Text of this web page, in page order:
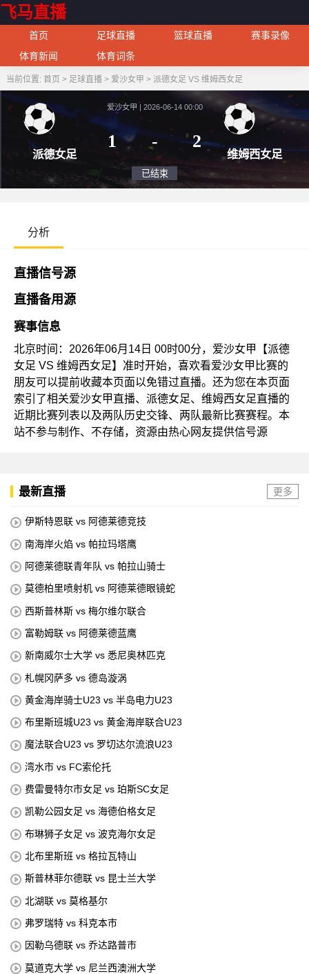
飞马直播
首页 足球直播 篮球直播
赛事录像
体育新闻
体育词条
当前位置: 首页 > 足球直播> 爱沙女甲 > 派德女足 VS 维姆西女足
派德女足
爱沙女甲 | 2026-06-14 00:00
1
维姆
分析
直播信号源
直播备用源
赛事信息
北京时间：2026年06月14日 00时00分，爱沙女甲【派德
女足 VS 维姆西女足】准时开始，喜欢看爱沙女甲比赛的
朋友可以提前收藏本页面以免错过直播。还为您在本页面
索引了相关爱沙女甲直播、派德女足、维姆西女足直播的
近期比赛列表以及两队历史交锋、两队最新比赛赛程。本
站不参与制作、不存储，资源由热心网友提供信号源
最新直播 更多
伊斯特恩联 vs 阿德莱德竞技
南海岸火焰 vs 帕拉玛塔鹰
阿德莱德联青年队 vs 帕拉山骑士
莫德柏里喷射机 vs 阿德莱德眼镜蛇
西斯普林斯 vs 梅尔维尔联合
富勒姆联 vs 阿德莱德蓝鹰
新南威尔士大学 vs 悉尼奥林匹克
札幌冈萨多 vs 德岛漩涡
黄金海岸骑士U23 vs 半岛电力U23
布里斯班城U23 vs 黄金海岸联合U23
魔法联合U23 vs 罗切达尔流浪U23
湾水市 vs FC索伦托
费雷曼特尔市女足 vs 珀斯SC女足
凯勒公园女足 vs 海德伯格女足
布琳狮子女足 vs 波克海尔女足
北布里斯班 vs 格拉瓦特山
斯普林菲尔德联 vs 昆士兰大学
北湖联 vs 莫格基尔
弗罗瑞特 vs 科克本市
因勒乌德联 vs 乔达路普市
莫道克大学 vs 尼兰西澳洲大学